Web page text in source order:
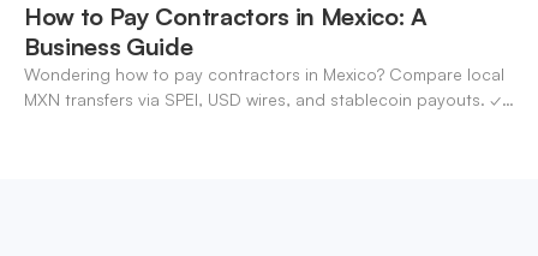
How to Pay Contractors in Mexico: A
Business Guide
Wondering how to pay contractors in Mexico? Compare local
MXN transfers via SPEI, USD wires, and stablecoin payouts. ✓